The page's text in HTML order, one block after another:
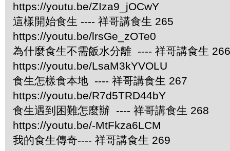
https://youtu.be/ZIza9_jOCwY
這樣開始食生 ---- 祥哥講食生 265
https://youtu.be/lrsGe_zOTe0
為什麼食生不需飯水分離 ---- 祥哥講食生 266
https://youtu.be/LsaM3kYVOLU
食生怎樣食本地 ---- 祥哥講食生 267
https://youtu.be/R7d5TRD44bY
食生遇到困難怎麼辦 ---- 祥哥講食生 268
https://youtu.be/-MtFkza6LCM
我的食生傳奇---- 祥哥講食生 269